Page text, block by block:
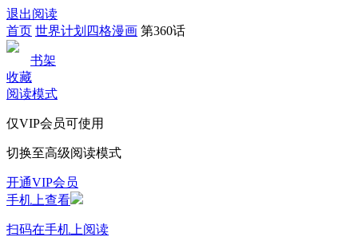
退出阅读
首页 世界计划四格漫画 第360话
书架
收藏
阅读模式
仅VIP会员可使用
切换至高级阅读模式
开通VIP会员
手机上查看
扫码在手机上阅读